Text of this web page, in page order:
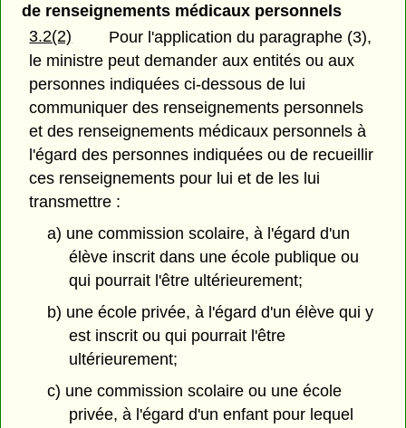
de renseignements médicaux personnels
3.2(2)
Pour l'application du paragraphe (3),
le ministre peut demander aux entités ou aux
personnes indiquées ci-dessous de lui
communiquer des renseignements personnels
et des renseignements médicaux personnels à
l'égard des personnes indiquées ou de recueillir
ces renseignements pour lui et de les lui
transmettre :
a) une commission scolaire, à l'égard d'un
élève inscrit dans une école publique ou
qui pourrait l'être ultérieurement;
b) une école privée, à l'égard d'un élève qui y
est inscrit ou qui pourrait l'être
ultérieurement;
c) une commission scolaire ou une école
privée, à l'égard d'un enfant pour lequel